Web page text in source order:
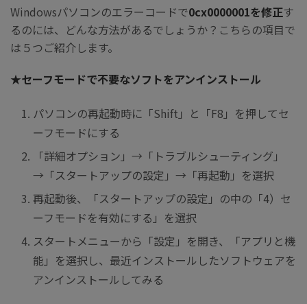
Windowsパソコンのエラーコードで0cx0000001を修正す
るのには、どんな方法があるでしょうか？こちらの項目で
は５つご紹介します。
★セーフモードで不要なソフトをアンインストール
パソコンの再起動時に「Shift」と「F8」を押してセ
ーフモードにする
「詳細オプション」→「トラブルシューティング」
→「スタートアップの設定」→「再起動」を選択
再起動後、「スタートアップの設定」の中の「4）セ
ーフモードを有効にする」を選択
スタートメニューから「設定」を開き、「アプリと機
能」を選択し、最近インストールしたソフトウェアを
アンインストールしてみる